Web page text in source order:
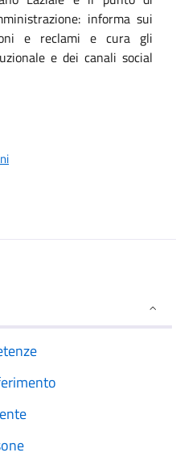
informa sui
e reclami e cura gli
e dei canali social